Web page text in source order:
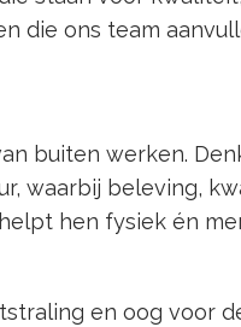
die ons team
buiten werken.
waarbij beleving,
hen fysiek én
en oog voor